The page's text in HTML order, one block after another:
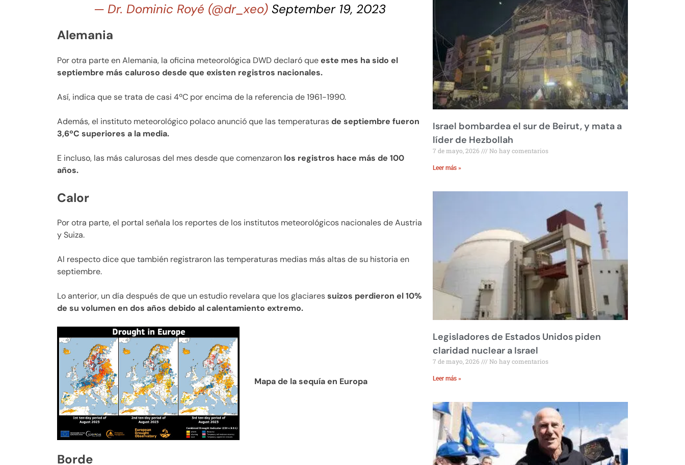
— Dr. Dominic Royé (@dr_xeo) September 19, 2023
Alemania
Por otra parte en Alemania, la oficina meteorológica DWD declaró queeste mes ha sido el
septiembre más caluroso desde que existen registros nacionales.
Así, indica que se trata de casi 4ºC por encima de la referencia de 1961-1990.
Además, el instituto meteorológico polaco anunció que las temperaturasde septiembre fueron
3,6ºC superiores a la media.
E incluso, las más calurosas del mes desde que comenzaron los registros hace más de 100
años.
Calor
Por otra parte, el portal señala los reportes de los institutos meteorológicos nacionales de Austria
y Suiza.
Al respecto dice que también registraron las temperaturas medias más altas de su historia en
septiembre.
Lo anterior, un día después de que un estudio revelara que los glaciaressuizos perdieron el 10%
de su volumen en dos años debido al calentamiento extremo.
Mapa de la sequía en Europa
Borde
Israel bombardea el sur de Beirut, y mata a
líder de Hezbollah
7 de mayo, 2026 No hay comentarios
Leer más »
Legisladores de Estados Unidos piden
claridad nuclear a Israel
7 de mayo, 2026 No hay comentarios
Leer más »